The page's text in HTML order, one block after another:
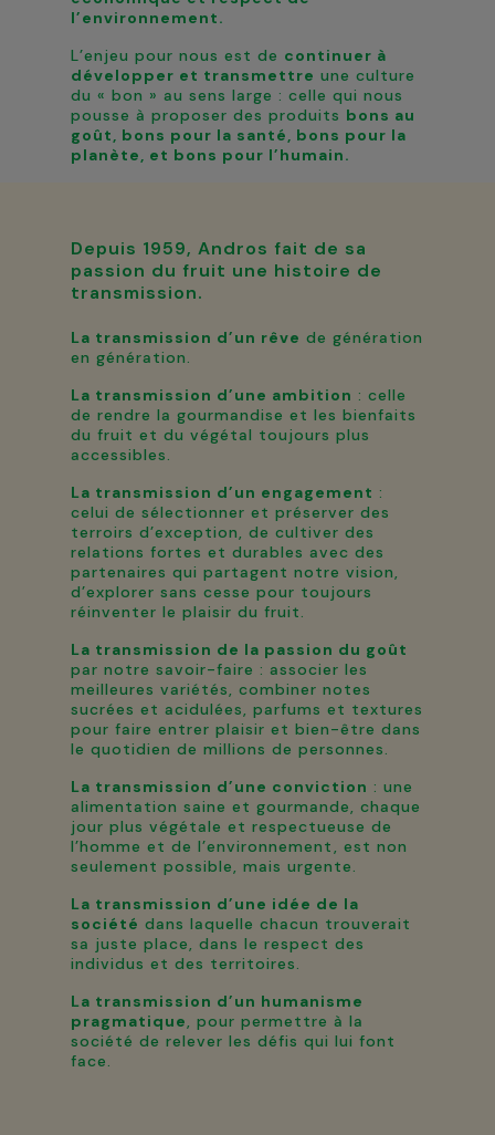
l’environnement.
L’enjeu pour nous est de continuer à
développer et transmettre une culture
du « bon » au sens large : celle qui nous
pousse à proposer des produits bons au
goût, bons pour la santé, bons pour la
planète, et bons pour l’humain.
Depuis 1959, Andros fait de sa
passion du fruit une histoire de
transmission.
La transmission d’un rêve de génération
en génération.
La transmission d’une ambition : celle
de rendre la gourmandise et les bienfaits
du fruit et du végétal toujours plus
accessibles.
La transmission d’un engagement :
celui de sélectionner et préserver des
terroirs d’exception, de cultiver des
relations fortes et durables avec des
partenaires qui partagent notre vision,
d’explorer sans cesse pour toujours
réinventer le plaisir du fruit.
La transmission de la passion du goût
par notre savoir-faire : associer les
meilleures variétés, combiner notes
sucrées et acidulées, parfums et textures
pour faire entrer plaisir et bien-être dans
le quotidien de millions de personnes.
La transmission d’une conviction : une
alimentation saine et gourmande, chaque
jour plus végétale et respectueuse de
l’homme et de l’environnement, est non
seulement possible, mais urgente.
La transmission d’une idée de la
société dans laquelle chacun trouverait
sa juste place, dans le respect des
individus et des territoires.
La transmission d’un humanisme
pragmatique, pour permettre à la
société de relever les défis qui lui font
face.